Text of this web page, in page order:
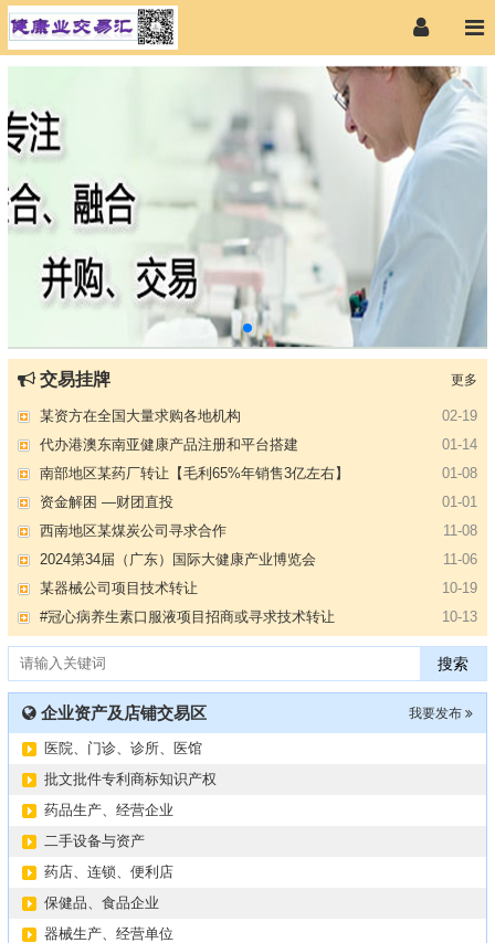
更多
交易挂牌
07-09
【专注投资】城投 交投 建投等国企项目合作
04-12
【寻求合作】海外代理、慈善机构
02-19
某资方在全国大量求购各地机构
01-14
代办港澳东南亚健康产品注册和平台搭建
01-08
南部地区某药厂转让【毛利65%年销售3亿左右】
01-01
资金解困 —财团直投
11-08
西南地区某煤炭公司寻求合作
11-06
2024第34届（广东）国际大健康产业博览会
10-19
某器械公司项目技术转让
10-13
#冠心病养生素口服液项目招商或寻求技术转让
10-13
大健康交易中心平台招商
09-27
膝关节修复药物融资计划
09-27
华北某药厂转让（年利有3000多万）
09-15
某医药销售团队寻求品种大包
“粤省心”为企业定制专业化的财务服务
【专注投资】城投 交投 建投等国企项目合作
【寻求合作】海外代理、慈善机构
某资方在全国大量求购各地机构
代办港澳东南亚健康产品注册和平台搭建
南部地区某药厂转让【毛利65%年销售3亿左右】
资金解困 —财团直投
搜索
我要发布
企业资产及店铺交易区
医院、门诊、诊所、医馆
批文批件专利商标知识产权
药品生产、经营企业
二手设备与资产
药店、连锁、便利店
保健品、食品企业
器械生产、经营单位